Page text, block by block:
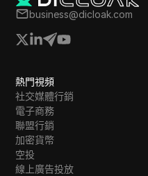
business@dicloak.com
熱門視頻
社交媒體行銷
電子商務
聯盟行銷
加密貨幣
空投
線上廣告投放